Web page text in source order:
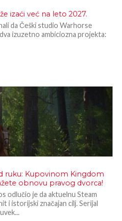
izaći već na leto 2027.
da Češki studio Warhorse
izuzetno ambiciozna projekta:
ruku: Kupovinom Kingdom
obnovu pravog dvorca!
odlučio je da aktuelnu Steam
i istorijski značajan cilj. Serijal